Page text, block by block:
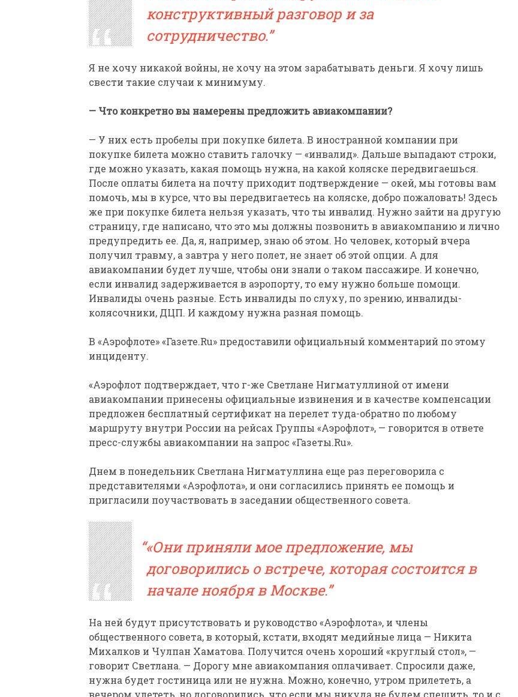
конструктивный разговор и за
сотрудничество.
Я не хочу никакой войны, не хочу на этом зарабатывать деньги. Я хочу лишь
свести такие случаи к минимуму.
— Что конкретно вы намерены предложить авиакомпании?
— У них есть пробелы при покупке билета. В иностранной компании при
покупке билета можно ставить галочку — «инвалид». Дальше выпадают строки,
где можно указать, какая помощь нужна, на какой коляске передвигаешься.
После оплаты билета на почту приходит подтверждение — окей, мы готовы вам
помочь, мы в курсе, что вы передвигаетесь на коляске, добро пожаловать! Здесь
же при покупке билета нельзя указать, что ты инвалид. Нужно зайти на другую
страницу, где написано, что это мы должны позвонить в авиакомпанию и лично
предупредить ее. Да, я, например, знаю об этом. Но человек, который вчера
получил травму, а завтра у него полет, не знает об этой опции. А для
авиакомпании будет лучше, чтобы они знали о таком пассажире. И конечно,
если инвалид задерживается в аэропорту, то ему нужно больше помощи.
Инвалиды очень разные. Есть инвалиды по слуху, по зрению, инвалиды-
колясочники, ДЦП. И каждому нужна разная помощь.
В «Аэрофлоте» «Газете.Ru» предоставили официальный комментарий по этому
инциденту.
«Аэрофлот подтверждает, что г-же Светлане Нигматуллиной от имени
авиакомпании принесены официальные извинения и в качестве компенсации
предложен бесплатный сертификат на перелет туда-обратно по любому
маршруту внутри России на рейсах Группы «Аэрофлот», — говорится в ответе
пресс-службы авиакомпании на запрос «Газеты.Ru».
Днем в понедельник Светлана Нигматуллина еще раз переговорила с
представителями «Аэрофлота», и они согласились принять ее помощь и
пригласили поучаствовать в заседании общественного совета.
«Они приняли мое предложение, мы
договорились о встрече, которая состоится в
начале ноября в Москве.
На ней будут присутствовать и руководство «Аэрофлота», и члены
общественного совета, в который, кстати, входят медийные лица — Никита
Михалков и Чулпан Хаматова. Получится очень хороший «круглый стол», —
говорит Светлана. — Дорогу мне авиакомпания оплачивает. Спросили даже,
нужна будет гостиница или не нужна. Можно, конечно, утром прилететь, а
вечером улететь, но договорились, что если мы никуда не будем спешить, то и с